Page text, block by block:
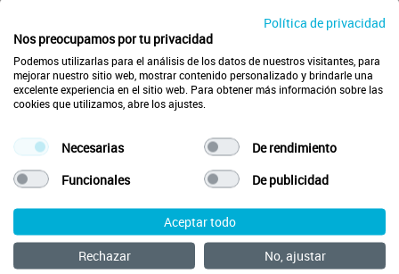
20 horas |Ver
CRÉDITOS CFC
EN SALUD
17 horas |
Ver
CRÉDITOS CFC
Envía tus ideas
Preguntas Frecuentes
Acerca de SalusOne Enfermería
Aviso legal
Política de privacidad
Nos preocupamos por tu privacidad
Podemos utilizarlas para el análisis de los datos de nuestros visitantes, para
mejorar nuestro sitio web, mostrar contenido personalizado y brindarle una
excelente experiencia en el sitio web. Para obtener más información sobre las
cookies que utilizamos, abre los ajustes.
Necesarias
De rendimiento
Funcionales
De publicidad
Aceptar todo
Rechazar
No, ajustar